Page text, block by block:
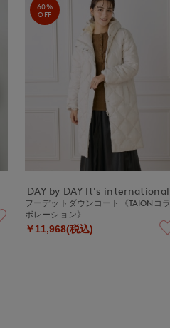
60%
OFF
DAY by DAY It's international
フーデットダウンコート《TAIONコラ
ボレーション》
￥11,968(税込)